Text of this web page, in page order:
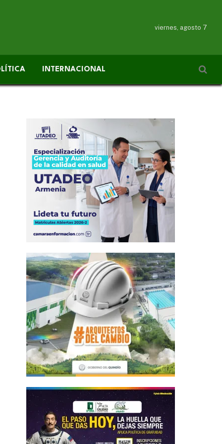
viernes, agosto 7
INTERNACIONAL